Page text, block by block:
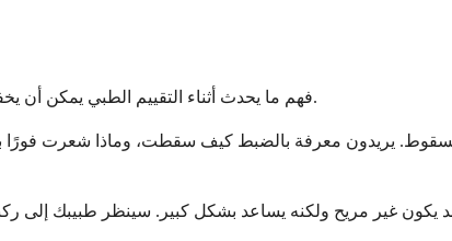
فهم ما يحدث أثناء التقييم الطبي يمكن أن يخفف من قلقك بشأن الموعد. يتبع الأطباء نهجًا منهجيًا لمعرفة ما هو مصاب بالضبط ومدى خطورة الضرر.
يريدون معرفة بالضبط كيف سقطت، وماذا شعرت فورًا
يكون غير مريح ولكنه يساعد بشكل كبير. سينظر طبيبك